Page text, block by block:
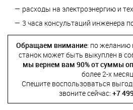
расходы на электроэнергию и
3 часа консультаций инженера
Обращаем внимание: по желанию
станок может быть выкуплен в
мы вернем вам 90% от суммы
более 2-х
Спешите воспользоваться
звоните сейчас: +7